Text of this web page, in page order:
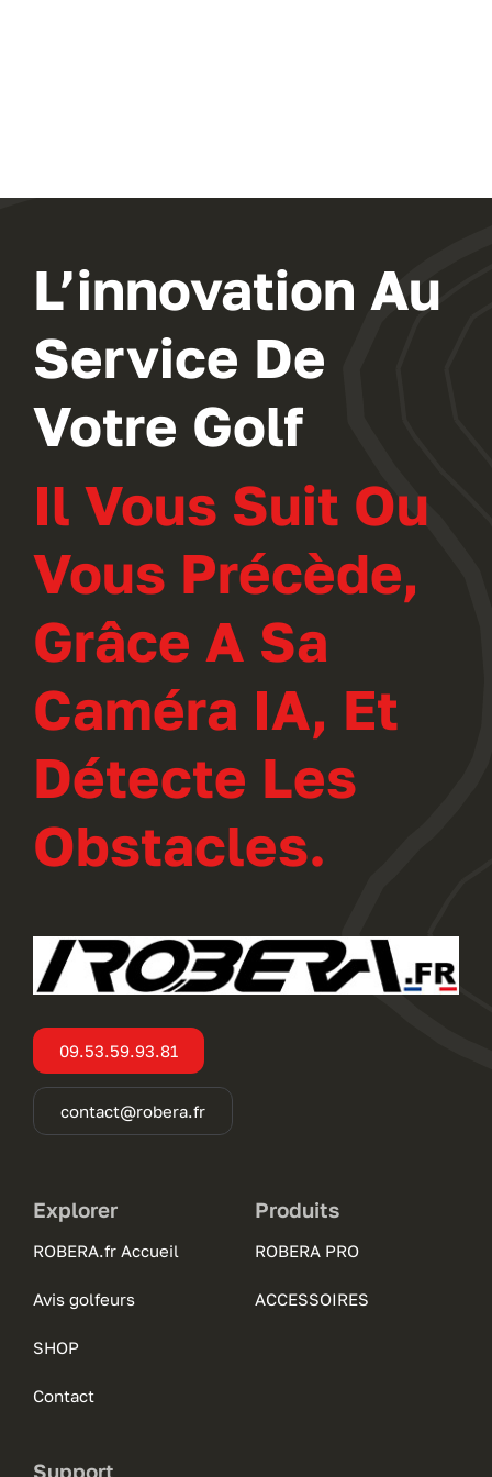
L’innovation Au
Service De
Votre Golf
Il Vous Suit Ou
Vous Précède,
Grâce A Sa
Caméra IA, Et
Détecte Les
Obstacles.
09.53.59.93.81
contact@robera.fr
Explorer
ROBERA.fr Accueil
Avis golfeurs
SHOP
Contact
Produits
ROBERA PRO
ACCESSOIRES
Support